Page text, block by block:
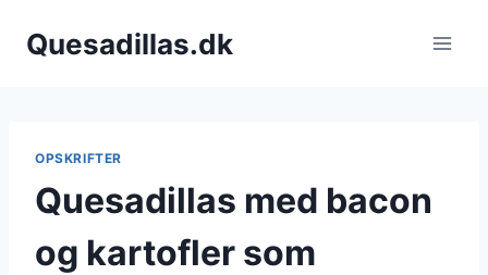
Quesadillas.dk
OPSKRIFTER
Quesadillas med bacon
og kartofler som